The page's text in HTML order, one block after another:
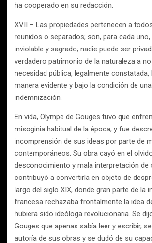
ha cooperado en su redacción.
XVII – Las propiedades pertenecen a
reunidos o separados; son, para cada uno,
inviolable y sagrado; nadie puede ser
verdadero patrimonio de la naturaleza a
necesidad pública, legalmente constatada,
manera evidente y bajo la condición de
indemnización.
En vida, Olympe de Gouges tuvo que
misoginia habitual de la época, y fue
incomprensión de sus ideas por parte de
contemporáneos. Su obra cayó en el
desconocimiento y mala interpretación de
contribuyó a convertirla en objeto de
largo del siglo XIX, donde gran parte de la
francesa rechazaba frontalmente la idea
hubiera sido ideóloga revolucionaria. Se
Gouges que apenas sabía leer y escribir,
autoría de sus obras y se dudó de su